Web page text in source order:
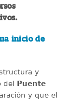
inicio de
y
del Puente
y que el